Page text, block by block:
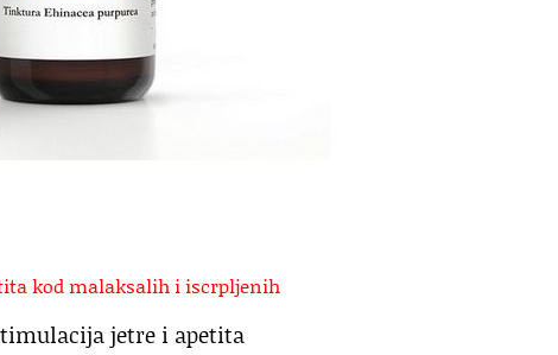
kod malaksalih i iscrpljenih
jetre i apetita